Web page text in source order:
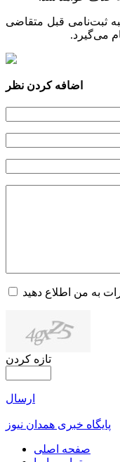
ثبت‌نامی قبل متقاضی
می‌گیرد.
اضافه کردن نظر
به من اطلاع دهید
تازه کردن
ارسال
پایگاه خبری همدان نیوز
صفحه اصلی